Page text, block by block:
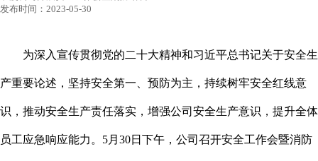
发布时间：2023-05-30
为深入宣传贯彻党的二十大精神和习近平总书记关于安全生
产重要论述，坚持安全第一、预防为主，持续树牢安全红线意
识，推动安全生产责任落实，增强公司安全生产意识，提升全体
员工应急响应能力。5月30日下午，公司召开安全工作会暨消防